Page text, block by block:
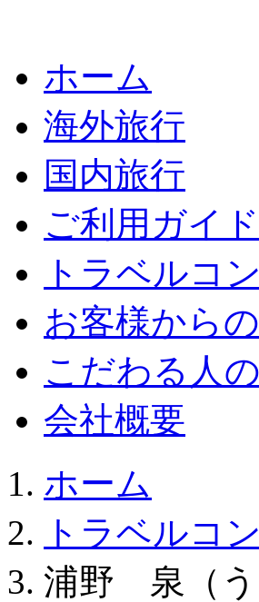
ホーム
海外旅行
国内旅行
ご利用ガイ
トラベルコ
お客様から
こだわる人
会社概要
ホーム
トラベルコ
浦野 泉（